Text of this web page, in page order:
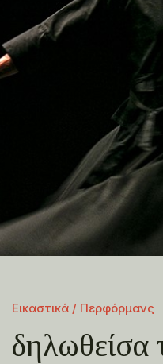
Εικαστικά / Περφόρμανς
δηλωθείσα